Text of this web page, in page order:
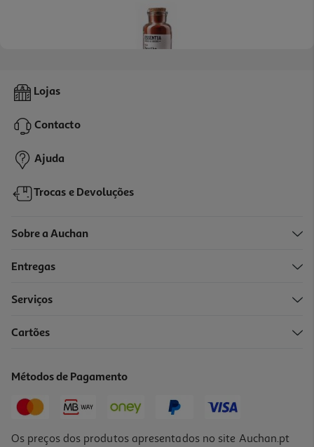
Paprika Essentia 90g
5,19 €
Lojas
Contacto
Ajuda
Trocas e Devoluções
Sobre a Auchan
Entregas
Serviços
Cartões
Métodos de Pagamento
Os preços dos produtos apresentados no site Auchan.pt